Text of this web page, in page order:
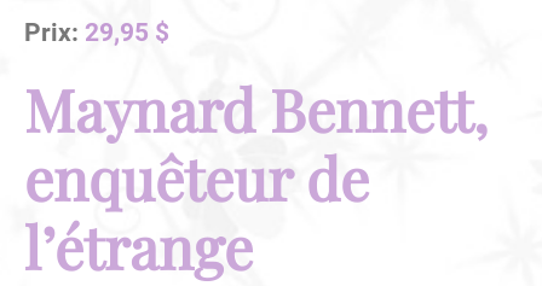
Prix: 29,95 $
Maynard Bennett,
enquêteur de
l’étrange